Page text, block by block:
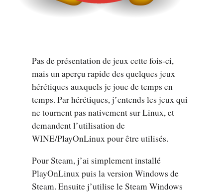
Pas de présentation de jeux cette fois-ci,
mais un aperçu rapide des quelques jeux
hérétiques auxquels je joue de temps en
temps. Par hérétiques, j’entends les jeux qui
ne tournent pas nativement sur Linux, et
demandent l’utilisation de
WINE/PlayOnLinux pour être utilisés.
Pour Steam, j’ai simplement installé
PlayOnLinux puis la version Windows de
Steam. Ensuite j’utilise le Steam Windows